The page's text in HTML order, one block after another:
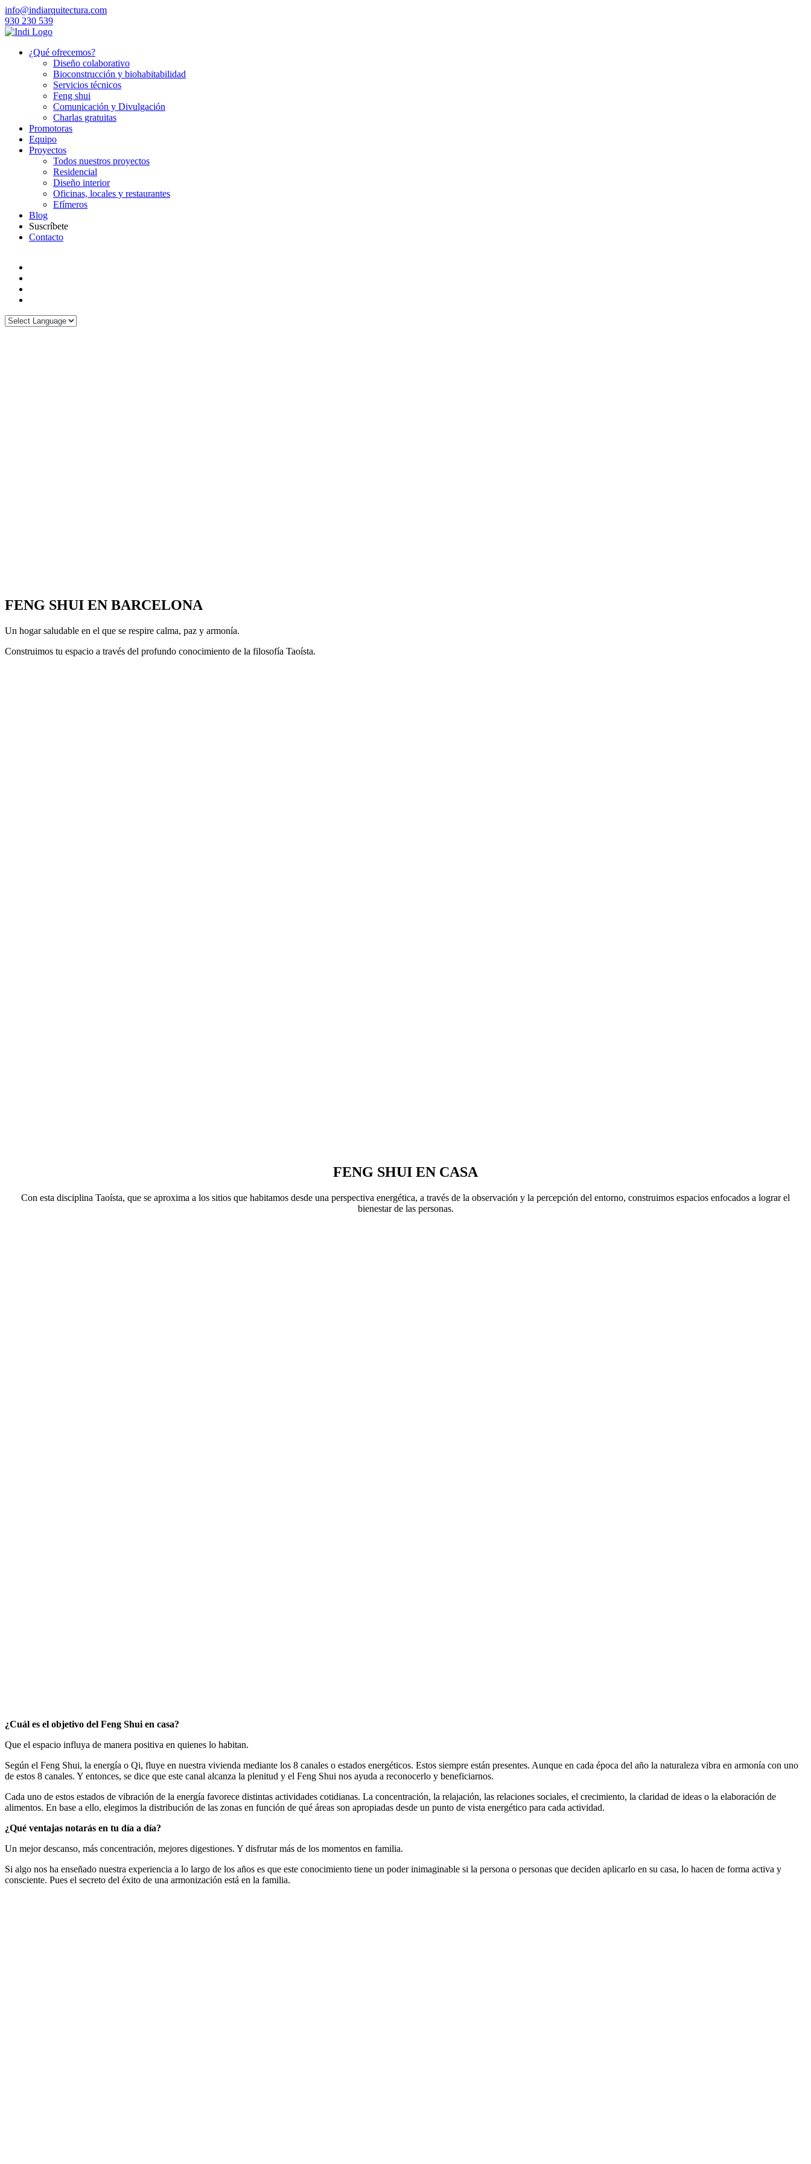
info@indiarquitectura.com
930 230 539
¿Qué ofrecemos?
Diseño colaborativo
Bioconstrucción y biohabitabilidad
Servicios técnicos
Feng shui
Comunicación y Divulgación
Charlas gratuitas
Promotoras
Equipo
Proyectos
Todos nuestros proyectos
Residencial
Diseño interior
Oficinas, locales y restaurantes
Efímeros
Blog
Suscríbete
Contacto
FENG SHUI EN BARCELONA
Un hogar saludable en el que se respire calma, paz y armonía.
Construimos tu espacio a través del profundo conocimiento de la filosofía Taoísta.
FENG SHUI EN CASA
Con esta disciplina Taoísta, que se aproxima a los sitios que habitamos desde una perspectiva energética, a través de la observación y la percepción del entorno, construimos espacios enfocados a lograr el
bienestar de las personas.
¿Cuál es el objetivo del Feng Shui en casa?
Que el espacio influya de manera positiva en quienes lo habitan.
Según el Feng Shui, la energía o Qi, fluye en nuestra vivienda mediante los 8 canales o estados energéticos. Estos siempre están presentes. Aunque en cada época del año la naturaleza vibra en armonía con uno
de estos 8 canales. Y entonces, se dice que este canal alcanza la plenitud y el Feng Shui nos ayuda a reconocerlo y beneficiarnos.
Cada uno de estos estados de vibración de la energía favorece distintas actividades cotidianas. La concentración, la relajación, las relaciones sociales, el crecimiento, la claridad de ideas o la elaboración de
alimentos. En base a ello, elegimos la distribución de las zonas en función de qué áreas son apropiadas desde un punto de vista energético para cada actividad.
¿Qué ventajas notarás en tu día a día?
Un mejor descanso, más concentración, mejores digestiones. Y disfrutar más de los momentos en familia.
Si algo nos ha enseñado nuestra experiencia a lo largo de los años es que este conocimiento tiene un poder inimaginable si la persona o personas que deciden aplicarlo en su casa, lo hacen de forma activa y
consciente. Pues el secreto del éxito de una armonización está en la familia.